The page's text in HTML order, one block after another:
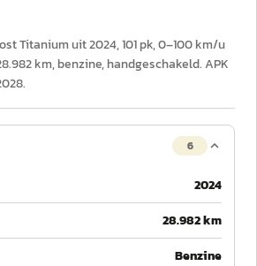
Titanium uit 2024, 101 pk, 0–100 km/u
km, benzine, handgeschakeld. APK
6
2024
28.982 km
Benzine